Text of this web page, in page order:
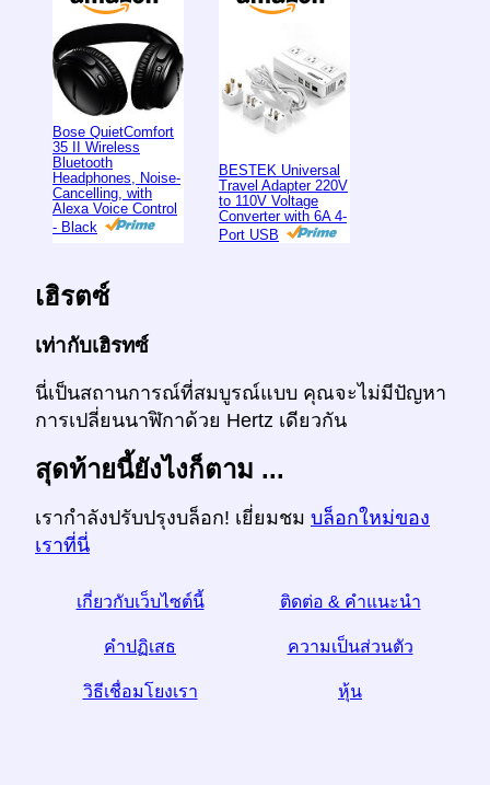
Bose QuietComfort
35 II Wireless
Bluetooth
Headphones, Noise-
Cancelling, with
Alexa Voice Control
- Black
BESTEK Universal
Travel Adapter 220V
to 110V Voltage
Converter with 6A 4-
Port USB
เฮิรตซ์
เท่ากับเฮิรทซ์
นี่เป็นสถานการณ์ที่สมบูรณ์แบบ คุณจะไม่มีปัญหา
การเปลี่ยนนาฬิกาด้วย Hertz เดียวกัน
สุดท้ายนี้ยังไงก็ตาม ...
เรากำลังปรับปรุงบล็อก! เยี่ยมชม บล็อกใหม่ของ
เราที่นี่
เกี่ยวกับเว็บไซต์นี้ ติดต่อ & คำแนะนำ
คำปฏิเสธ ความเป็นส่วนตัว
วิธีเชื่อมโยงเรา หุ้น